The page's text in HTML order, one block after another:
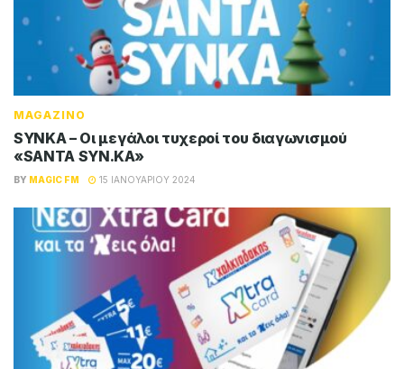
MAGAZINO
SYNKA – Οι μεγάλοι τυχεροί του διαγωνισμού
«SANTA SYN.KA»
BY MAGIC FM 15 ΙΑΝΟΥΑΡΊΟΥ 2024